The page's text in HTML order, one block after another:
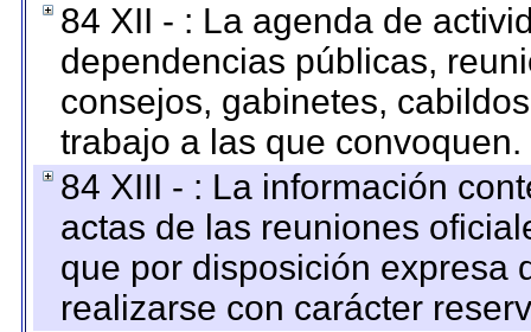
84 XII - : La agenda de
dependencias públicas,
consejos, gabinetes,
trabajo a las que convoquen.
84 XIII - : La información
actas de las reuniones
que por disposición expresa
realizarse con carácter